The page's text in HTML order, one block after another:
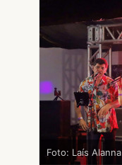
Foto: Laís Alanna